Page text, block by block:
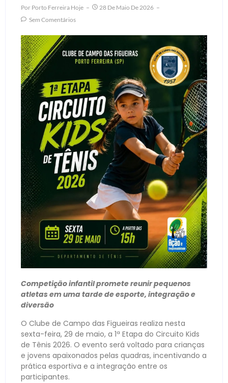
Por Porto Ferreira Hoje
28 De Maio De 2026
Sem Comentários
Competição infantil promete reunir pequenos
atletas em uma tarde de esporte, integração e
diversão
O Clube de Campo das Figueiras realiza nesta
sexta-feira, 29 de maio, a 1ª Etapa do Circuito Kids
de Tênis 2026. O evento será voltado para crianças
e jovens apaixonados pelas quadras, incentivando a
prática esportiva e a integração entre os
participantes.